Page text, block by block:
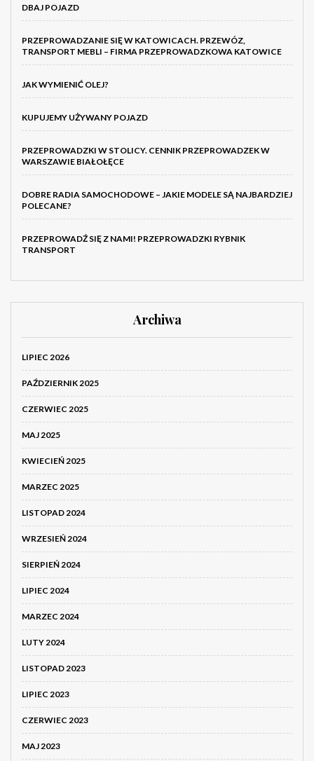
DBAJ POJAZD
PRZEPROWADZANIE SIĘ W KATOWICACH. PRZEWÓZ,
TRANSPORT MEBLI – FIRMA PRZEPROWADZKOWA KATOWICE
JAK WYMIENIĆ OLEJ?
KUPUJEMY UŻYWANY POJAZD
PRZEPROWADZKI W STOLICY. CENNIK PRZEPROWADZEK W
WARSZAWIE BIAŁOŁĘCE
DOBRE RADIA SAMOCHODOWE – JAKIE MODELE SĄ NAJBARDZIEJ
POLECANE?
PRZEPROWADŹ SIĘ Z NAMI! PRZEPROWADZKI RYBNIK
TRANSPORT
Archiwa
LIPIEC 2026
PAŹDZIERNIK 2025
CZERWIEC 2025
MAJ 2025
KWIECIEŃ 2025
MARZEC 2025
LISTOPAD 2024
WRZESIEŃ 2024
SIERPIEŃ 2024
LIPIEC 2024
MARZEC 2024
LUTY 2024
LISTOPAD 2023
LIPIEC 2023
CZERWIEC 2023
MAJ 2023